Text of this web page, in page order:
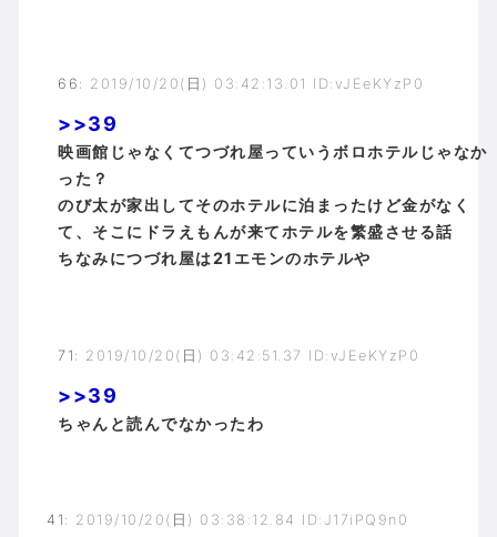
66 : 2019/10/20(日) 03:42:13.01 ID:vJEeKYzP0
>>39
映画館じゃなくてつづれ屋っていうボロホテルじゃなか
った？
のび太が家出してそのホテルに泊まったけど金がなく
て、そこにドラえもんが来てホテルを繁盛させる話
ちなみにつづれ屋は21エモンのホテルや
71 : 2019/10/20(日) 03:42:51.37 ID:vJEeKYzP0
>>39
ちゃんと読んでなかったわ
41 : 2019/10/20(日) 03:38:12.84 ID:J17iPQ9n0